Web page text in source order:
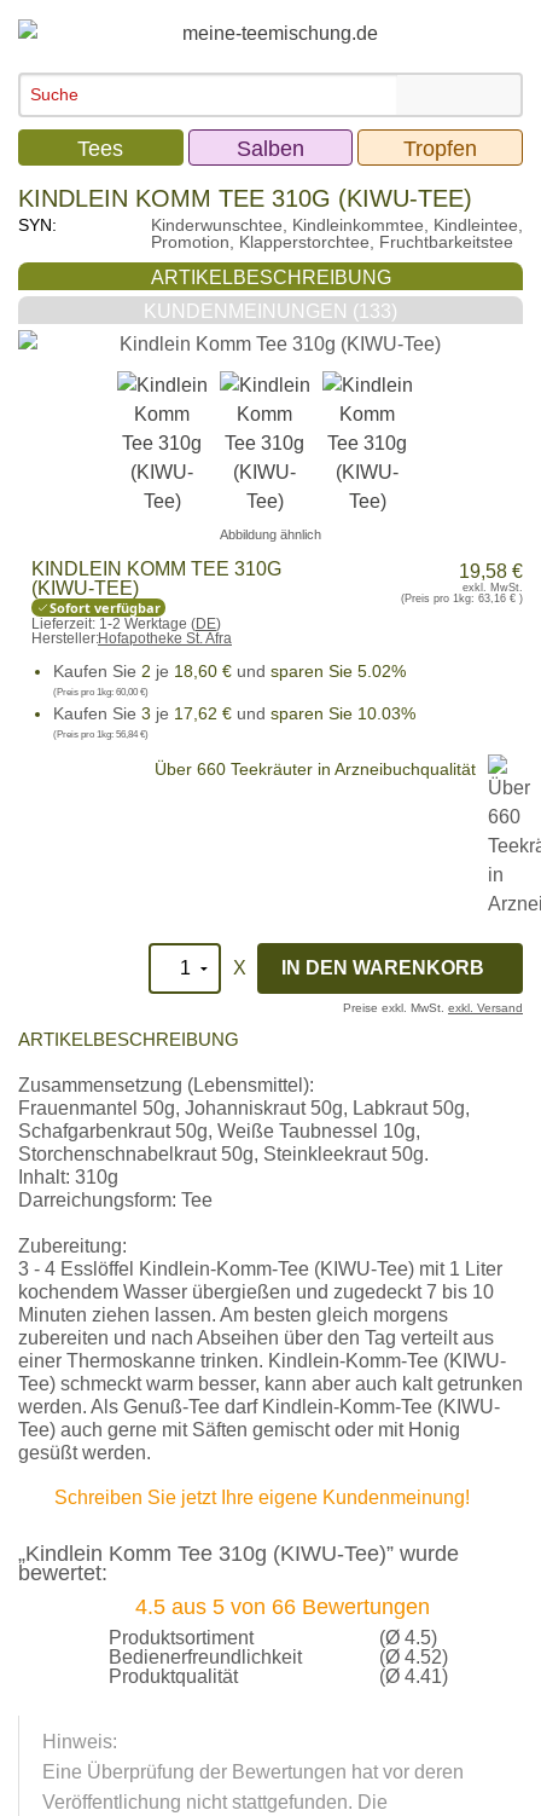
Tees Salben Tropfen
KINDLEIN KOMM TEE 310G (KIWU-TEE)
SYN:
Kinderwunschtee, Kindleinkommtee, Kindleintee,
Promotion, Klapperstorchtee, Fruchtbarkeitstee
ARTIKELBESCHREIBUNG
KUNDENMEINUNGEN (133)
Abbildung ähnlich
KINDLEIN KOMM TEE 310G
(KIWU-TEE)
Sofort verfügbar
Lieferzeit: 1-2 Werktage (DE)
Hersteller:Hofapotheke St. Afra
19,58 €
exkl. MwSt.
(Preis pro 1kg: 63,16 €)
Kaufen Sie 2 je 18,60 €und sparen Sie 5.02%
(Preis pro 1kg: 60,00 €)
Kaufen Sie 3 je 17,62 €und sparen Sie 10.03%
(Preis pro 1kg: 56,84 €)
Über 660 Teekräuter in Arzneibuchqualität
X
Preise exkl. MwSt. exkl. Versand
ARTIKELBESCHREIBUNG
Zusammensetzung (Lebensmittel):
Frauenmantel 50g, Johanniskraut 50g, Labkraut 50g,
Schafgarbenkraut 50g, Weiße Taubnessel 10g,
Storchenschnabelkraut 50g, Steinkleekraut 50g.
Inhalt: 310g
Darreichungsform: Tee
Zubereitung:
3 - 4 Esslöffel Kindlein-Komm-Tee (KIWU-Tee) mit 1 Liter
kochendem Wasser übergießen und zugedeckt 7 bis 10
Minuten ziehen lassen. Am besten gleich morgens
zubereiten und nach Abseihen über den Tag verteilt aus
einer Thermoskanne trinken. Kindlein-Komm-Tee (KIWU-
Tee) schmeckt warm besser, kann aber auch kalt getrunken
werden. Als Genuß-Tee darf Kindlein-Komm-Tee (KIWU-
Tee) auch gerne mit Säften gemischt oder mit Honig
gesüßt werden.
Schreiben Sie jetzt Ihre eigene Kundenmeinung!
„Kindlein Komm Tee 310g (KIWU-Tee)” wurde
bewertet:
4.5 aus 5 von 66 Bewertungen
Produktsortiment
(Ø 4.5)
Bedienerfreundlichkeit
(Ø 4.52)
Produktqualität
(Ø 4.41)
Hinweis:
Eine Überprüfung der Bewertungen hat vor deren
Veröffentlichung nicht stattgefunden. Die